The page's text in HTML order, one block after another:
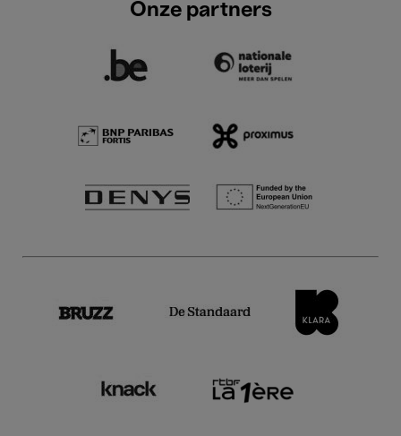
Onze partners